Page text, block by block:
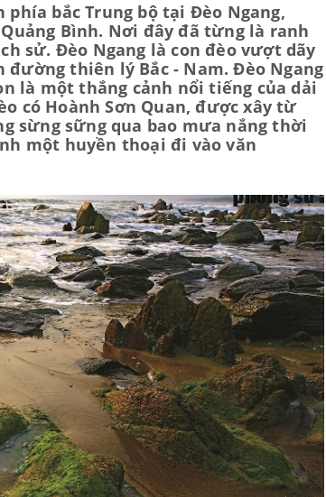
bắc Trung bộ tại Đèo Ngang,
Bình. Nơi đây đã từng là ranh
sử. Đèo Ngang là con đèo vượt dãy
thiên lý Bắc - Nam. Đèo Ngang
là một thắng cảnh nổi tiếng của dải
có Hoành Sơn Quan, được xây từ
sừng sững qua bao mưa nắng thời
một huyền thoại đi vào văn